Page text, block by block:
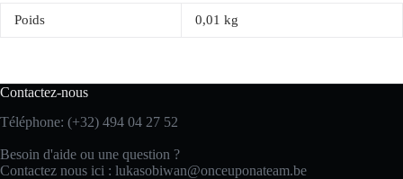
Poids 0,01 kg
Contactez-nous
Téléphone: (+32) 494 04 27 52
Besoin d'aide ou une question ?
Contactez nous ici : lukasobiwan@onceuponateam.be